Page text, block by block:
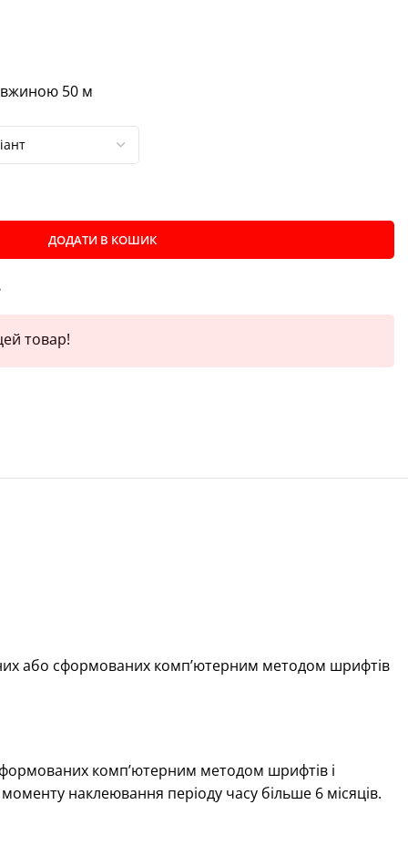
50 м
ДОДАТИ В КОШИК
товар!
або сформованих комп’ютерним методом шрифтів
комп’ютерним методом шрифтів і
моменту наклеювання періоду часу більше 6 місяців.